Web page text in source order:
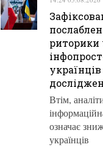
риторики
Втім,
означає
українців